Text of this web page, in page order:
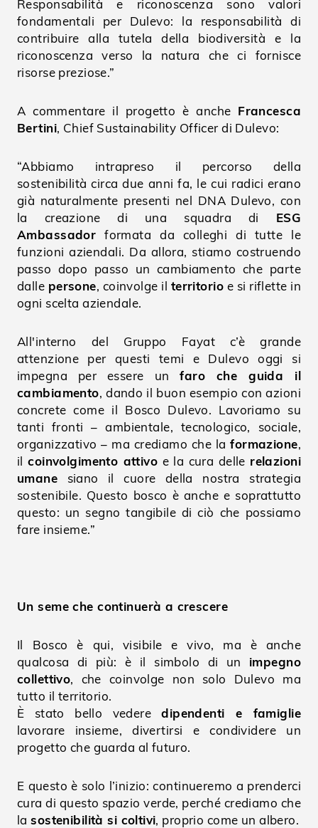
Responsabilità e riconoscenza sono valori
fondamentali per Dulevo: la responsabilità di
contribuire alla tutela della biodiversità e la
riconoscenza verso la natura che ci fornisce
risorse preziose.”
A commentare il progetto è anche Francesca
Bertini, Chief Sustainability Officer di Dulevo:
“Abbiamo intrapreso il percorso della
sostenibilità circa due anni fa, le cui radici erano
già naturalmente presenti nel DNA Dulevo, con
la creazione di una squadra di ESG
Ambassador formata da colleghi di tutte le
funzioni aziendali. Da allora, stiamo costruendo
passo dopo passo un cambiamento che parte
dalle persone, coinvolge il territorioe si riflette in
ogni scelta aziendale.
All'interno del Gruppo Fayat c’è grande
attenzione per questi temi e Dulevo oggi si
impegna per essere unfaro che guida il
cambiamento, dando il buon esempio con azioni
concrete come il Bosco Dulevo. Lavoriamo su
tanti fronti – ambientale, tecnologico, sociale,
organizzativo – ma crediamo che laformazione,
ilcoinvolgimento attivo e la cura delle relazioni
umane siano il cuore della nostra strategia
sostenibile. Questo bosco è anche e soprattutto
questo: un segno tangibile di ciò che possiamo
fare insieme.”
Un seme che continuerà a crescere
Il Bosco è qui, visibile e vivo, ma è anche
qualcosa di più: è il simbolo di un impegno
collettivo, che coinvolge non solo Dulevo ma
tutto il territorio.
È stato bello vederedipendenti e famiglie
lavorare insieme, divertirsi e condividere un
progetto che guarda al futuro.
E questo è solo l’inizio: continueremo a prenderci
cura di questo spazio verde, perché crediamo che
lasostenibilità si coltivi, proprio come un albero.